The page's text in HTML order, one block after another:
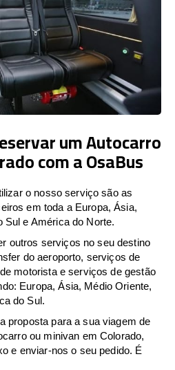
um Autocarro
com a OsaBus
o nosso serviço são as
em toda a Europa, Ásia,
Sul e América do Norte.
outros serviços no seu destino
do aeroporto, serviços de
motorista e serviços de gestão
Europa, Ásia, Médio Oriente,
do Sul.
proposta para a sua viagem de
ou minivan em Colorado,
e enviar-nos o seu pedido. É